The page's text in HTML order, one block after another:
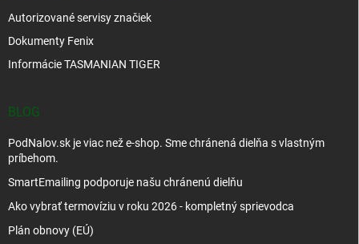
Autorizované servisy značiek
Dokumenty Fenix
Informácie TASMANIAN TIGER
BLOG
PodNalov.sk je viac než e-shop. Sme chránená dielňa s vlastným
príbehom.
SmartEmailing podporuje našu chránenú dielňu
Ako vybrať termovíziu v roku 2026 - kompletný sprievodca
Plán obnovy (EÚ)